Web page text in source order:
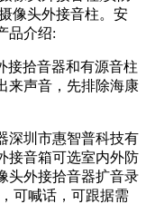
像头外接音柱。安
品介绍:
接拾音器和有源音柱
来声音，先排除海康
深圳市惠智普科技有
接音箱可选室内外防
头外接拾音器扩音录
可喊话，可跟据需